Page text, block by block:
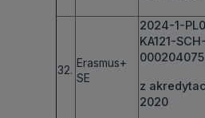
32.
Erasmus+
SE
2024-1-
KA121-SCH-
000204075
z
2020